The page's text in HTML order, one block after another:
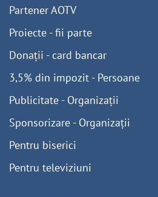
Partener AOTV
Proiecte - fii parte
Donații - card bancar
3,5% din impozit - Persoane
Publicitate - Organizații
Sponsorizare - Organizații
Pentru biserici
Pentru televiziuni